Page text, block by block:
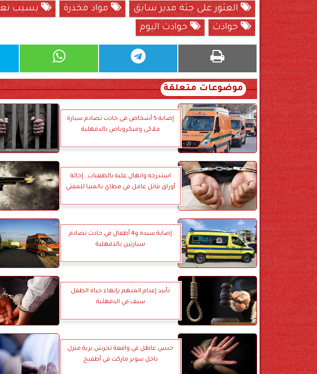
العثور على جثة مدير سابق
مواد مخدرة
بسبب
حوادث
حوادث اليوم
موضوعات متعلقة
إصابة 5 أشخاص فى حادث تصادم سيارة
ملاكى وميكروباص بالدقهلية
استدرجه وانهال عليه بالطعنات.. إحالة
أوراق قاتل عامل في مطاي بالمنيا للمفتي
إصابة سيدة و4 أطفال في حادث تصادم
سيارتين بالدقهلية
تأييد إعدام المتهم بإنهاء حياة الطفل
سيف في الدقهلية
حبس عاطل في واقعة تحرش بربة منزل
داخل سوبر ماركت في أطفيح